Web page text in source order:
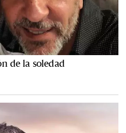
de la soledad